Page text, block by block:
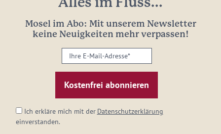
Alles im Fluss...
Mosel im Abo: Mit unserem Newsletter
keine Neuigkeiten mehr verpassen!
Ihre
E-
Mail-
Adresse:
Ich erkläre mich mit der Datenschutzerklärung
einverstanden.